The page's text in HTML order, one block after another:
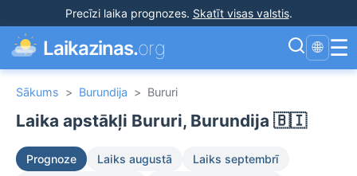
Precīzi laika prognozes. Skatīt visas valstis.
Laikazinas.org 🌐 ☰
Sākums > Burundija > Bururi
Laika apstākļi Bururi, Burundija 🇧🇮
Prognoze Laiks augustā
Laiks septembrī